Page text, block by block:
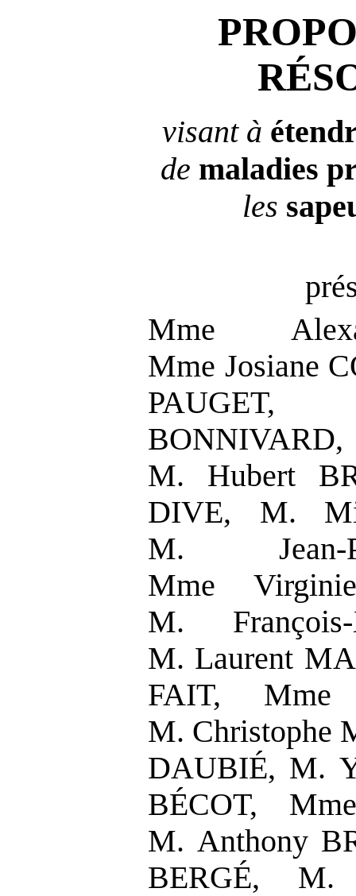
visant à
de maladies
les
Mme
Mme Josiane
M. Hubert
DIVE, M.
M. Jean-
Mme
M.
M. Laurent
FAIT, Mme
M. Christophe
DAUBIÉ, M.
BÉCOT,
M. Anthony
BERGÉ, M.